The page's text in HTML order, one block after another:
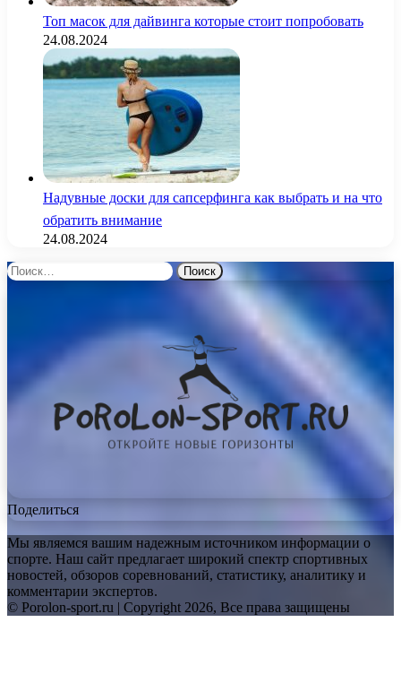
Топ масок для дайвинга которые стоит попробовать
24.08.2024
Надувные доски для сапсерфинга как выбрать и на что
обратить внимание
24.08.2024
Найти:
Поделиться
Мы являемся вашим надежным источником информации о
спорте. Наш сайт предлагает широкий спектр спортивных
новостей, обзоров соревнований, статистику, аналитику и
комментарии экспертов.
© Porolon-sport.ru | Copyright 2026, Все права защищены